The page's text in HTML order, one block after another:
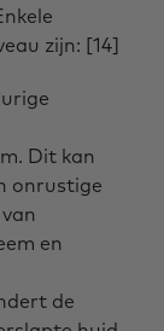
zijn: [14]
Dit kan
onrustige
en
de